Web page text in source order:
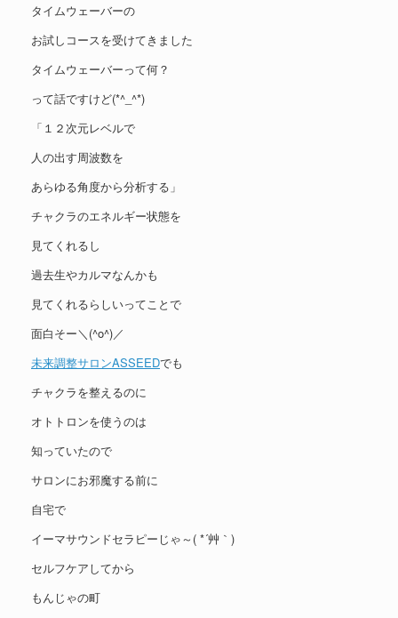
タイムウェーバーの
お試しコースを受けてきました
タイムウェーバーって何？
って話ですけど(*^_^*)
「１２次元レベルで
人の出す周波数を
あらゆる角度から分析する」
チャクラのエネルギー状態を
見てくれるし
過去生やカルマなんかも
見てくれるらしいってことで
面白そー＼(^o^)／
未来調整サロンASSEEDでも
チャクラを整えるのに
オトトロンを使うのは
知っていたので
サロンにお邪魔する前に
自宅で
イーマサウンドセラピーじゃ～( *´艸｀)
セルフケアしてから
もんじゃの町